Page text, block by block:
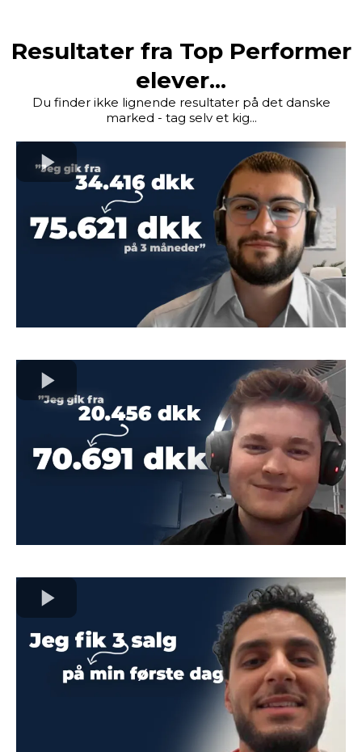
Resultater fra Top Performer
elever...
Du finder ikke lignende resultater på det danske
marked - tag selv et kig...